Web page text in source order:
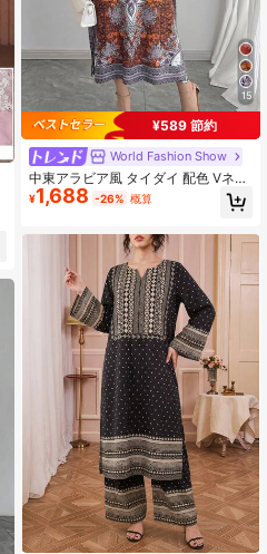
15
¥589 節約
World Fashion Show
中東アラビア風 タイダイ 配色 Vネッ
ク ゆったり ハイエンド カジュアル
リバーシブル ウエストゴム スリミン
¥1,688 -26% 概算